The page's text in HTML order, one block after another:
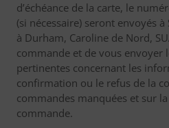
d’échéance de la carte, le
(si nécessaire) seront envoyés
à Durham, Caroline de Nord,
commande et de vous envoyer
pertinentes concernant les
confirmation ou le refus de la
commandes manquées et sur
commande.